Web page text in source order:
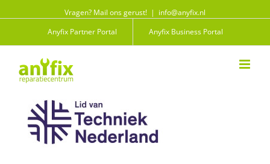
Vragen? Mail ons gerust! | info@anyfix.nl
Anyfix Partner Portal
Anyfix Business Portal